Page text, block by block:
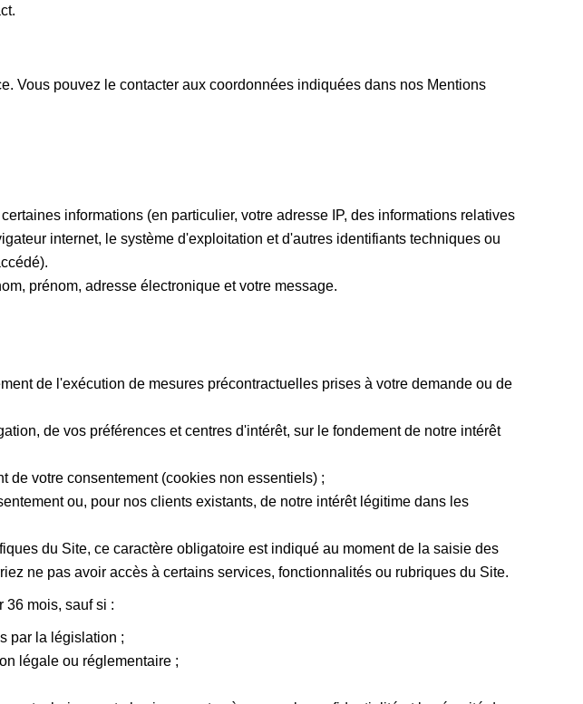
Vous pouvez le contacter aux coordonnées indiquées dans nos Mentions
informations (en particulier, votre adresse IP, des informations relatives
internet, le système d'exploitation et d'autres identifiants techniques ou
prénom, adresse électronique et votre message.
de l'exécution de mesures précontractuelles prises à votre demande ou de
de vos préférences et centres d'intérêt, sur le fondement de notre intérêt
de votre consentement (cookies non essentiels) ;
ou, pour nos clients existants, de notre intérêt légitime dans les
du Site, ce caractère obligatoire est indiqué au moment de la saisie des
ne pas avoir accès à certains services, fonctionnalités ou rubriques du Site.
36 mois, sauf si :
par la législation ;
légale ou réglementaire ;